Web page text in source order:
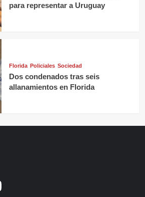
para representar a Uruguay
Florida Policiales Sociedad
Dos condenados tras seis
allanamientos en Florida